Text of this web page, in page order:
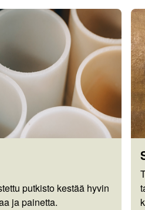
putkisto kestää hyvin
ja painetta.